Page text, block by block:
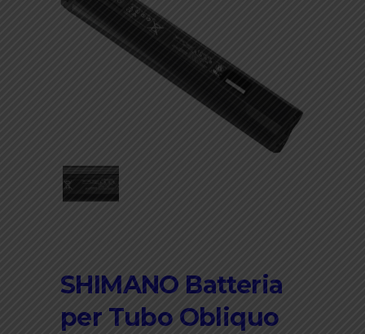
SHIMANO Batteria
per Tubo Obliquo